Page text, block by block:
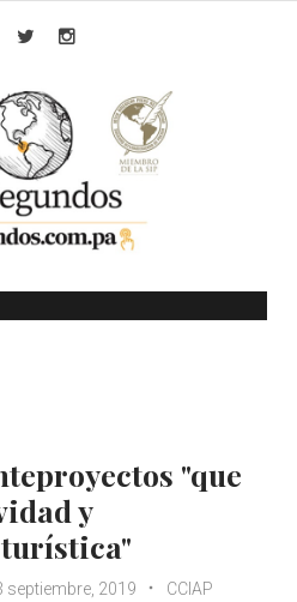
"que
y
septiembre, 2019
CCIAP